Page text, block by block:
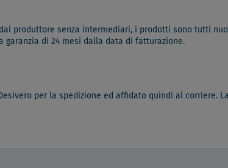
produttore senza intermediari, i prodotti sono tutti
di 24 mesi dalla data di fatturazione.
per la spedizione ed affidato quindi al corriere.